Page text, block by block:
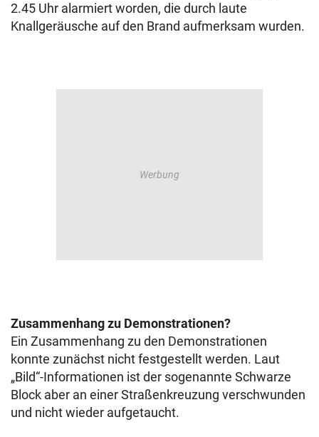
2.45 Uhr alarmiert worden, die durch laute
Knallgeräusche auf den Brand aufmerksam wurden.
Zusammenhang zu Demonstrationen?
Ein Zusammenhang zu den Demonstrationen
konnte zunächst nicht festgestellt werden. Laut
„Bild“-Informationen ist der sogenannte Schwarze
Block aber an einer Straßenkreuzung verschwunden
und nicht wieder aufgetaucht.